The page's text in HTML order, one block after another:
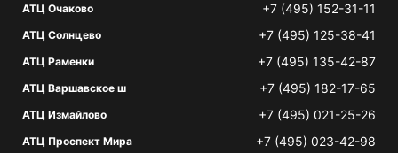
АТЦ Очаково +7 (495) 152-31-11
АТЦ Солнцево +7 (495) 125-38-41
АТЦ Раменки +7 (495) 135-42-87
АТЦ Варшавское ш +7 (495) 182-17-65
АТЦ Измайлово +7 (495) 021-25-26
АТЦ Проспект Мира +7 (495) 023-42-98